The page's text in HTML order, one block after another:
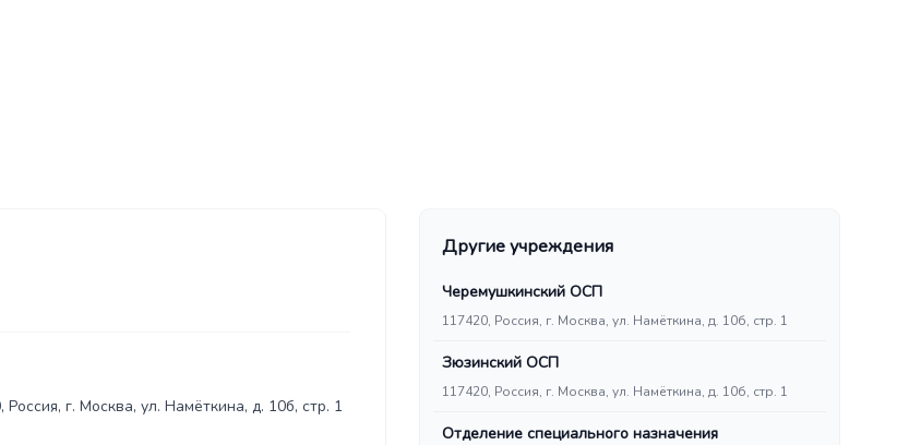
Россия, г. Москва, ул. Намёткина, д. 10б, стр. 1
Другие учреждения
Черемушкинский ОСП
117420, Россия, г. Москва, ул. Намёткина, д. 10б, стр. 1
Зюзинский ОСП
117420, Россия, г. Москва, ул. Намёткина, д. 10б, стр. 1
Отделение специального назначения